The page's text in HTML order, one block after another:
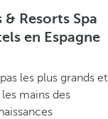
Resorts Spa
en Espagne
les plus grands et
mains des